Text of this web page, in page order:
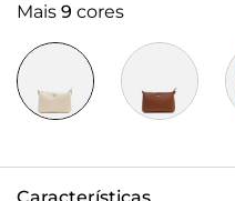
Mais 9 cores